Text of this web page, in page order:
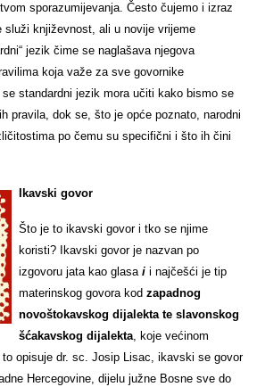
sporazumijevanja. Često čujemo i izraz
služi književnost, ali u novije vrijeme
jezik čime se naglašava njegova
koja važe za sve govornike
standardni jezik mora učiti kako bismo se
pravila, dok se, što je opće poznato, narodni
po čemu su specifični i što ih čini
Ikavski govor
Što je to ikavski govor i tko se njime
koristi?
Ikavski govor je nazvan po
izgovoru jata kao glasa i i najčešći je tip
materinskog govora kod zapadnog
novoštokavskog dijalekta te slavonskog
šćakavskog dijalekta, koje većinom
opisuje dr. sc. Josip Lisac, ikavski se govor
Hercegovine, dijelu južne Bosne sve do